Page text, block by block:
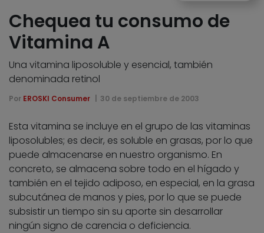
Chequea tu consumo de
Vitamina A
Una vitamina liposoluble y esencial, también
denominada retinol
Por EROSKI Consumer 30 de septiembre de 2003
Esta vitamina se incluye en el grupo de las vitaminas
liposolubles; es decir, es soluble en grasas, por lo que
puede almacenarse en nuestro organismo. En
concreto, se almacena sobre todo en el hígado y
también en el tejido adiposo, en especial, en la grasa
subcutánea de manos y pies, por lo que se puede
subsistir un tiempo sin su aporte sin desarrollar
ningún signo de carencia o deficiencia.